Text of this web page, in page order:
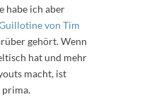
habe ich aber
von Tim
gehört. Wenn
hat und mehr
macht, ist
prima.